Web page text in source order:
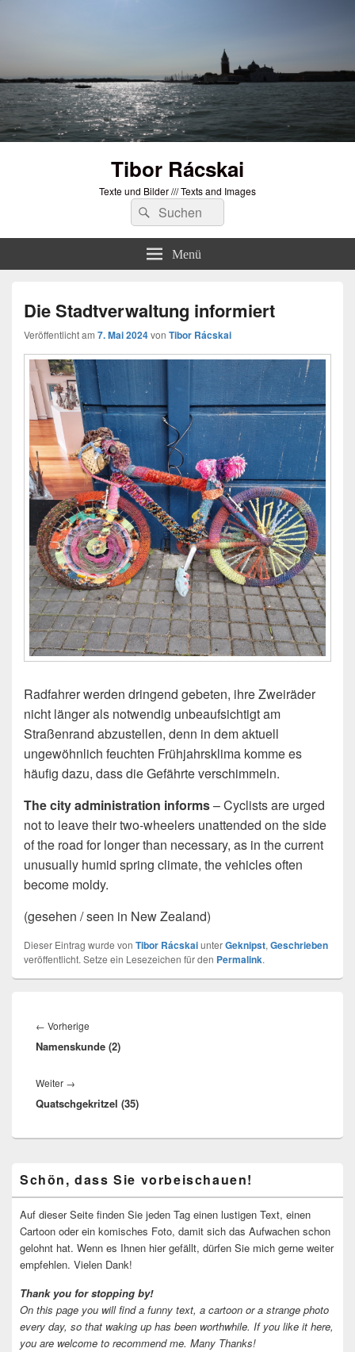
Tibor Rácskai
Texte und Bilder /// Texts and Images
Suchen
nach:
Suchen
Menü
Die Stadtverwaltung informiert
Veröffentlicht am 7. Mai 2024von Tibor Rácskai
Radfahrer werden dringend gebeten, ihre Zweiräder
nicht länger als notwendig unbeaufsichtigt am
Straßenrand abzustellen, denn in dem aktuell
ungewöhnlich feuchten Frühjahrsklima komme es
häufig dazu, dass die Gefährte verschimmeln.
The city administration informs– Cyclists are urged
not to leave their two-wheelers unattended on the side
of the road for longer than necessary, as in the current
unusually humid spring climate, the vehicles often
become moldy.
(gesehen / seen in New Zealand)
Dieser Eintrag wurde von Tibor RácskaiunterGeknipst, Geschrieben
veröffentlicht. Setze ein Lesezeichen für den Permalink.
← Vorherige
Beitrag:
Namenskunde (2)
Weiter →
Beitrag:
Quatschgekritzel (35)
Seitenleisten-
Widgetbereich
Schön, dass Sie vorbeischauen!
Auf dieser Seite finden Sie jeden Tag einen lustigen Text, einen
Cartoon oder ein komisches Foto, damit sich das Aufwachen schon
gelohnt hat. Wenn es Ihnen hier gefällt, dürfen Sie mich gerne weiter
empfehlen. Vielen Dank!
Thank you for stopping by!
On this page you will find a funny text, a cartoon or a strange photo
every day, so that waking up has been worthwhile. If you like it here,
you are welcome to recommend me. Many Thanks!